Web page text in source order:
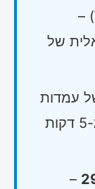
התאמת מותג (White Label) –
של
עמדות
ייעודיות לשימוש יחיד בפחות מ-5 דקות
–